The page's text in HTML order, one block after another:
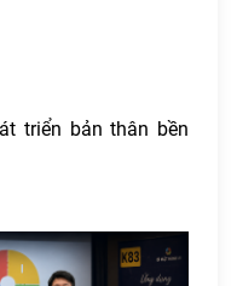
triển bản thân bền